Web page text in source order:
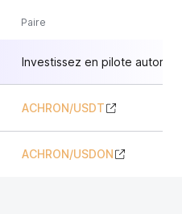
Paire
Investissez en pilote
ACHRON/USDT
ACHRON/USDON